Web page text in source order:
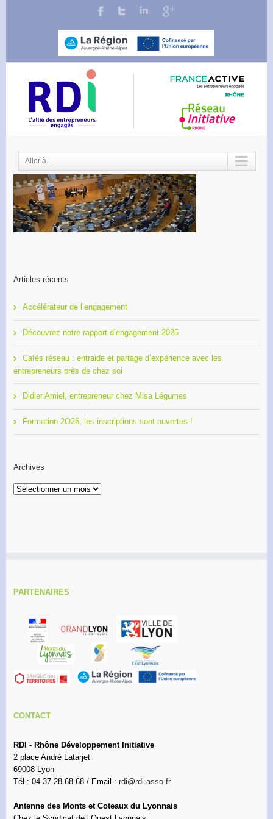
Aller à...
Articles récents
Accélérateur de l’engagement
Découvrez notre rapport d’engagement 2025
Cafés réseau : entraide et partage d’expérience avec les
entrepreneurs près de chez soi
Didier Amiel, entrepreneur chez Misa Légumes
Formation 2O26, les inscriptions sont ouvertes !
Archives
Archives
PARTENAIRES
CONTACT
RDI - Rhône Développement Initiative
2 place André Latarjet
69008 Lyon
Tél : 04 37 28 68 68 / Email : rdi@rdi.asso.fr
Antenne des Monts et Coteaux du Lyonnais